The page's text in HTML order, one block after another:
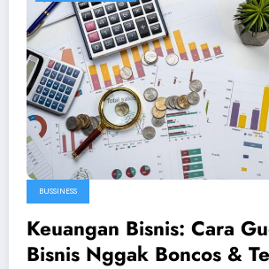
BUSSINESS
Keuangan Bisnis: Cara
Bisnis Nggak Boncos &